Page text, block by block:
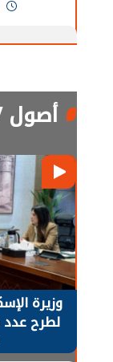
أصول TV
وزيرة
لطرح عدد